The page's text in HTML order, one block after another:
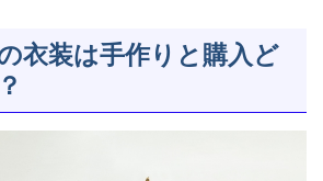
衣装は手作りと購入ど